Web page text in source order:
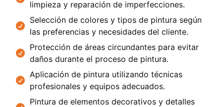
limpieza y reparación de imperfecciones.
Selección de colores y tipos de pintura según
las preferencias y necesidades del cliente.
Protección de áreas circundantes para evitar
daños durante el proceso de pintura.
Aplicación de pintura utilizando técnicas
profesionales y equipos adecuados.
Pintura de elementos decorativos y detalles